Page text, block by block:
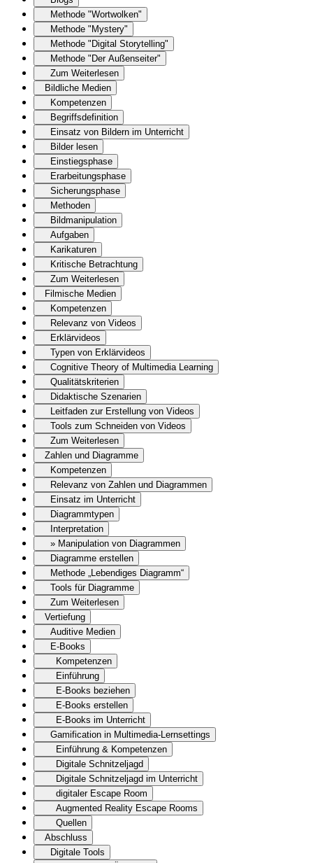
Methode "Wortwolken"
Methode "Mystery"
Methode "Digital Storytelling"
Methode "Der Außenseiter"
Zum Weiterlesen
Bildliche Medien
Kompetenzen
Begriffsdefinition
Einsatz von Bildern im Unterricht
Bilder lesen
Einstiegsphase
Erarbeitungsphase
Sicherungsphase
Methoden
Bildmanipulation
Aufgaben
Karikaturen
Kritische Betrachtung
Zum Weiterlesen
Filmische Medien
Kompetenzen
Relevanz von Videos
Erklärvideos
Typen von Erklärvideos
Cognitive Theory of Multimedia Learning
Qualitätskriterien
Didaktische Szenarien
Leitfaden zur Erstellung von Videos
Tools zum Schneiden von Videos
Zum Weiterlesen
Zahlen und Diagramme
Kompetenzen
Relevanz von Zahlen und Diagrammen
Einsatz im Unterricht
Diagrammtypen
Interpretation
» Manipulation von Diagrammen
Diagramme erstellen
Methode „Lebendiges Diagramm“
Tools für Diagramme
Zum Weiterlesen
Vertiefung
Auditive Medien
E-Books
Kompetenzen
Einführung
E-Books beziehen
E-Books erstellen
E-Books im Unterricht
Gamification in Multimedia-Lernsettings
Einführung & Kompetenzen
Digitale Schnitzeljagd
Digitale Schnitzeljagd im Unterricht
digitaler Escape Room
Augmented Reality Escape Rooms
Quellen
Abschluss
Digitale Tools